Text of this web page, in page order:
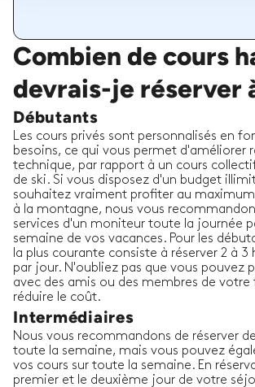
Combien de cours
devrais-je réserver
Débutants
Les cours privés sont personnalisés en
besoins, ce qui vous permet d'améliorer
technique, par rapport à un cours
de ski. Si vous disposez d'un budget
souhaitez vraiment profiter au
à la montagne, nous vous
services d'un moniteur toute la journée
semaine de vos vacances. Pour les
la plus courante consiste à réserver 2 à 3
par jour. N'oubliez pas que vous pouvez
avec des amis ou des membres de votre
réduire le coût.
Intermédiaires
Nous vous recommandons de réserver
toute la semaine, mais vous pouvez
vos cours sur toute la semaine. En
premier et le deuxième jour de votre